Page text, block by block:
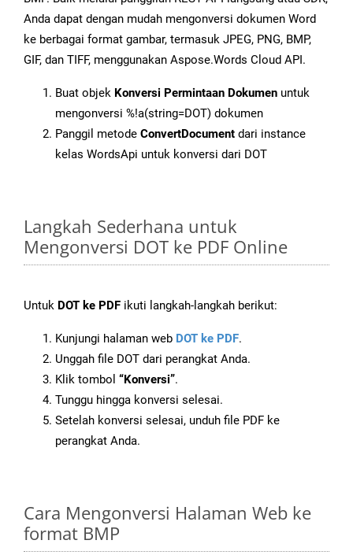
Anda dapat dengan mudah mengonversi dokumen Word
ke berbagai format gambar, termasuk JPEG, PNG, BMP,
GIF, dan TIFF, menggunakan Aspose.Words Cloud API.
Buat objek Konversi Permintaan Dokumen untuk
mengonversi %!a(string=DOT) dokumen
Panggil metode ConvertDocument dari instance
kelas WordsApi untuk konversi dari DOT
Langkah Sederhana untuk
Mengonversi DOT ke PDF Online
Untuk DOT ke PDF ikuti langkah-langkah berikut:
Kunjungi halaman web DOT ke PDF.
Unggah file DOT dari perangkat Anda.
Klik tombol “Konversi”.
Tunggu hingga konversi selesai.
Setelah konversi selesai, unduh file PDF ke
perangkat Anda.
Cara Mengonversi Halaman Web ke
format BMP